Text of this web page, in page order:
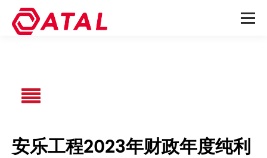
安乐工程2023年财政年度纯利